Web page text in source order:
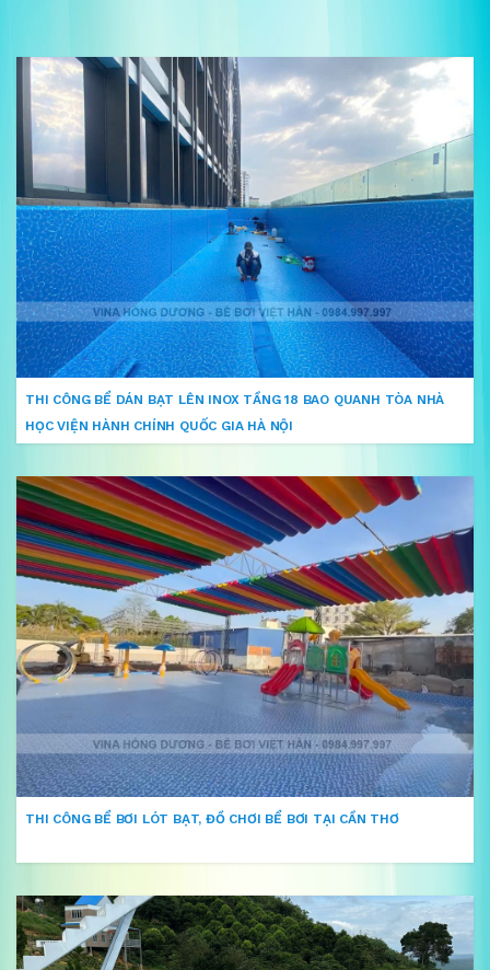
THI CÔNG BỂ DÁN BẠT LÊN INOX TẦNG 18 BAO QUANH TÒA NHÀ
HỌC VIỆN HÀNH CHÍNH QUỐC GIA HÀ NỘI
THI CÔNG BỂ BƠI LÓT BẠT, ĐỒ CHƠI BỂ BƠI TẠI CẦN THƠ